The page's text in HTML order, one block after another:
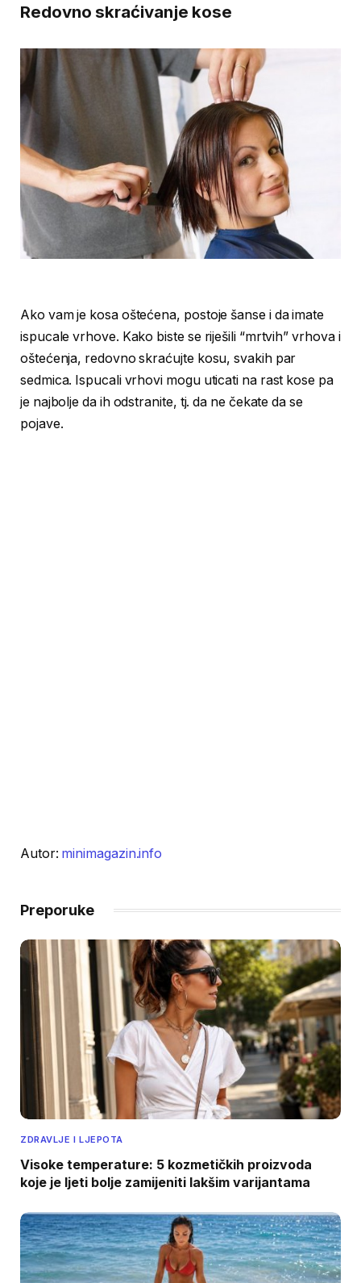
Redovno skraćivanje kose
Ako vam je kosa oštećena, postoje šanse i da imate
ispucale vrhove. Kako biste se riješili “mrtvih” vrhova i
oštećenja, redovno skraćujte kosu, svakih par
sedmica. Ispucali vrhovi mogu uticati na rast kose pa
je najbolje da ih odstranite, tj. da ne čekate da se
pojave.
Autor: minimagazin.info
Preporuke
ZDRAVLJE I LJEPOTA
Visoke temperature: 5 kozmetičkih proizvoda
koje je ljeti bolje zamijeniti lakšim varijantama